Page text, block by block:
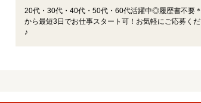
20代・30代・40代・50代・60代活躍中◎履歴書不要
から最短3日でお仕事スタート可！お気軽にご応募く
♪